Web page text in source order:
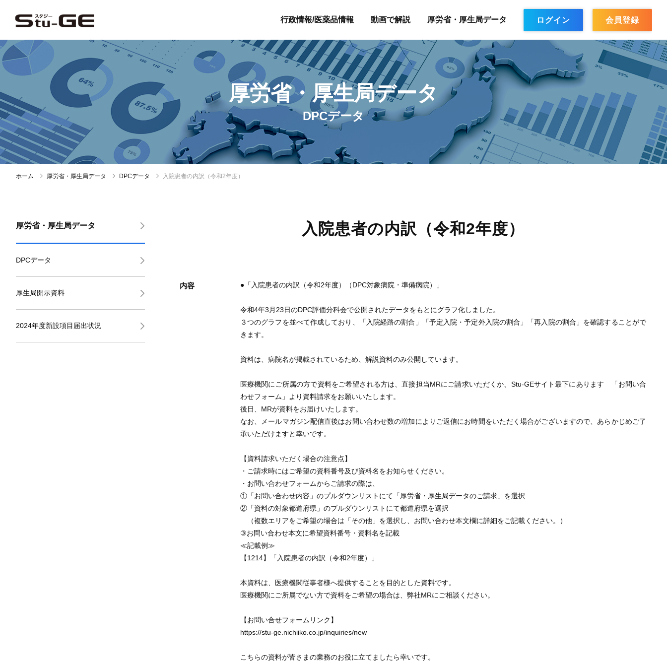
行政情報/医薬品情報 動画で解説 厚労省・厚生局データ ログイン 会員登録
厚労省・厚生局データ
DPCデータ
ホーム 厚労省・厚生局データ DPCデータ 入院患者の内訳（令和2年度）
入院患者の内訳（令和2年度）
内容 ●「入院患者の内訳（令和2年度）（DPC対象病院・準備病院）」
令和4年3月23日のDPC評価分科会で公開されたデータをもとにグラフ化しました。
３つのグラフを並べて作成しており、「入院経路の割合」「予定入院・予定外入院の割合」「再入院の割合」を確認することがで
きます。
資料は、病院名が掲載されているため、解説資料のみ公開しています。
医療機関にご所属の方で資料をご希望される方は、直接担当MRにご請求いただくか、Stu-GEサイト最下にあります 「お問い合
わせフォーム」より資料請求をお願いいたします。
後日、MRが資料をお届けいたします。
なお、メールマガジン配信直後はお問い合わせ数の増加によりご返信にお時間をいただく場合がございますので、あらかじめご了
承いただけますと幸いです。
【資料請求いただく場合の注意点】
・ご請求時にはご希望の資料番号及び資料名をお知らせください。
・お問い合わせフォームからご請求の際は、
①「お問い合わせ内容」のプルダウンリストにて「厚労省・厚生局データのご請求」を選択
②「資料の対象都道府県」のプルダウンリストにて都道府県を選択
（複数エリアをご希望の場合は「その他」を選択し、お問い合わせ本文欄に詳細をご記載ください。）
③お問い合わせ本文に希望資料番号・資料名を記載
≪記載例≫
【1214】「入院患者の内訳（令和2年度）」
本資料は、医療機関従事者様へ提供することを目的とした資料です。
医療機関にご所属でない方で資料をご希望の場合は、弊社MRにご相談ください。
【お問い合せフォームリンク】
https://stu-ge.nichiiko.co.jp/inquiries/new
こちらの資料が皆さまの業務のお役に立てましたら幸いです。
厚労省・厚生局データ
DPCデータ
厚生局開示資料
2024年度新設項目届出状況